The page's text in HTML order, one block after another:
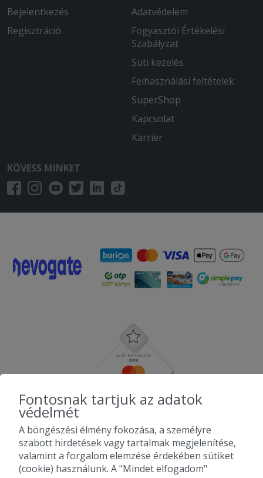
Bejelentkezés
Regisztráció
Adatvédelem
Fogyasztói Értékelési
Szabályzat
Süti kezelés
Felhasználási feltételek
SuperShop
Kapcsolat
Karrier
KÖVESS MINKET
Fontosnak tartjuk az adatok
védelmét
A böngészési élmény fokozása, a személyre
szabott hirdetések vagy tartalmak megjelenítése,
valamint a forgalom elemzése érdekében sütiket
(cookie) használunk. A "Mindet elfogadom"